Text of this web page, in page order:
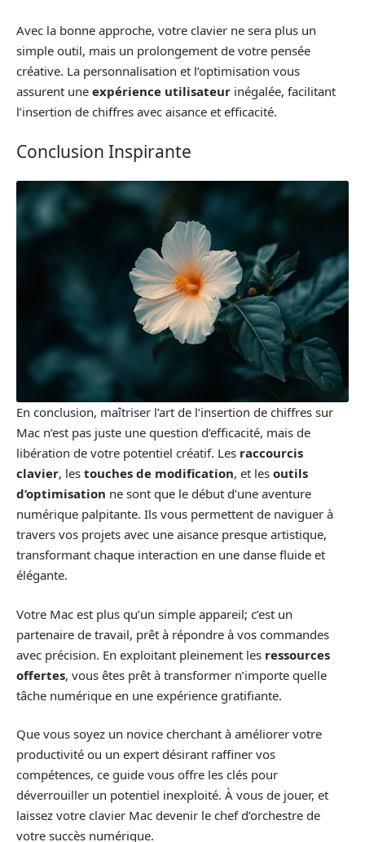
Avec la bonne approche, votre clavier ne sera plus un
simple outil, mais un prolongement de votre pensée
créative. La personnalisation et l’optimisation vous
assurent une expérience utilisateur inégalée, facilitant
l’insertion de chiffres avec aisance et efficacité.
Conclusion Inspirante
En conclusion, maîtriser l’art de l’insertion de chiffres sur
Mac n’est pas juste une question d’efficacité, mais de
libération de votre potentiel créatif. Les raccourcis
clavier, les touches de modification, et les outils
d’optimisation ne sont que le début d’une aventure
numérique palpitante. Ils vous permettent de naviguer à
travers vos projets avec une aisance presque artistique,
transformant chaque interaction en une danse fluide et
élégante.
Votre Mac est plus qu’un simple appareil; c’est un
partenaire de travail, prêt à répondre à vos commandes
avec précision. En exploitant pleinement les ressources
offertes, vous êtes prêt à transformer n’importe quelle
tâche numérique en une expérience gratifiante.
Que vous soyez un novice cherchant à améliorer votre
productivité ou un expert désirant raffiner vos
compétences, ce guide vous offre les clés pour
déverrouiller un potentiel inexploité. À vous de jouer, et
laissez votre clavier Mac devenir le chef d’orchestre de
votre succès numérique.